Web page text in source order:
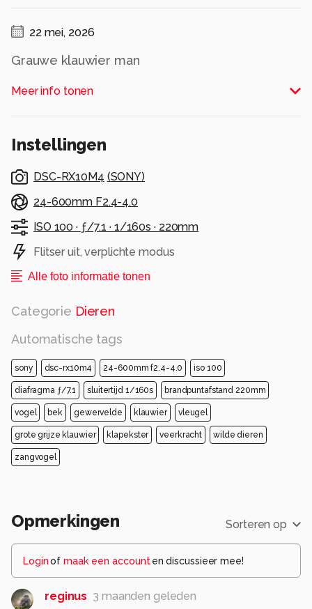
22 mei, 2026
Grauwe klauwier man
Alle rechten voorbehouden
Meer info tonen
Instellingen
DSC-RX10M4 (SONY)
24-600mm F2.4-4.0
ISO 100 · ƒ/7.1 · 1/160s · 220mm
Flitser uit, verplichte modus
Alle foto informatie tonen
Categorie Dieren
Automatische tags
sony dsc-rx10m4 24-600mm f2.4-4.0 iso 100
diafragma ƒ/7.1 sluitertijd 1/160s brandpuntafstand 220mm
vogel bek gewervelde klauwier vleugel
grote grijze klauwier klapekster veerkracht wilde dieren
zangvogel
Opmerkingen Sorteren op
Loginof maak een account en discussieer mee!
reginus 3 maanden geleden